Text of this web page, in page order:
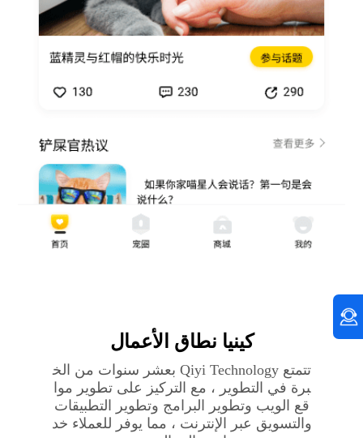
كينيا‎ نطاق الأعمال
تتمتع Qiyi Technology بعشر سنوات من الخ
برة في التطوير ، مع التركيز على تطوير موا
قع الويب وتطوير البرامج وتطوير التطبيقات
والتسويق عبر الإنترنت ، مما يوفر للعملاء خد